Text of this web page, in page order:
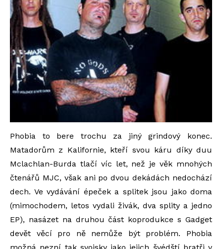
Phobia to bere trochu za jiný grindový konec.
Matadorům z Kalifornie, kteří svou káru díky duu
Mclachlan-Burda tlačí víc let, než je věk mnohých
čtenářů MJC, však ani po dvou dekádách nedochází
dech. Ve vydávání épeček a splitek jsou jako doma
(mimochodem, letos vydali živák, dva splity a jedno
EP), nasázet na druhou část koprodukce s Gadget
devět věcí pro ně nemůže být problém. Phobia